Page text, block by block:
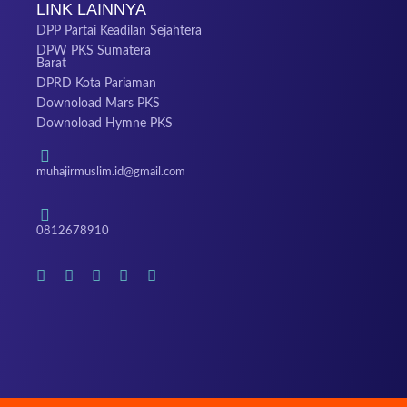
LINK LAINNYA
DPP Partai Keadilan Sejahtera
DPW PKS Sumatera
Barat
DPRD Kota Pariaman
Downoload Mars PKS
Downoload Hymne PKS
muhajirmuslim.id@gmail.com
0812678910